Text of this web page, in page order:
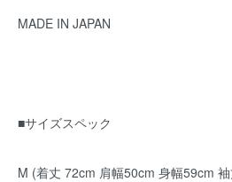
MADE IN JAPAN
■サイズスペック
M (着丈 72cm 肩幅50cm 身幅59cm